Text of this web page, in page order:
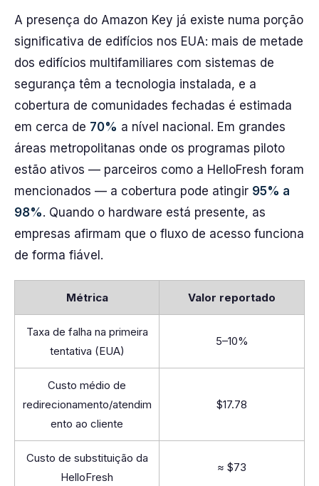
A presença do Amazon Key já existe numa porção
significativa de edifícios nos EUA: mais de metade
dos edifícios multifamiliares com sistemas de
segurança têm a tecnologia instalada, e a
cobertura de comunidades fechadas é estimada
em cerca de 70% a nível nacional. Em grandes
áreas metropolitanas onde os programas piloto
estão ativos — parceiros como a HelloFresh foram
mencionados — a cobertura pode atingir 95% a
98%. Quando o hardware está presente, as
empresas afirmam que o fluxo de acesso funciona
de forma fiável.
Métrica Valor reportado
Taxa de falha na primeira
tentativa (EUA)
5–10%
Custo médio de
redirecionamento/atendim
ento ao cliente
$17.78
Custo de substituição da
HelloFresh
≈ $73